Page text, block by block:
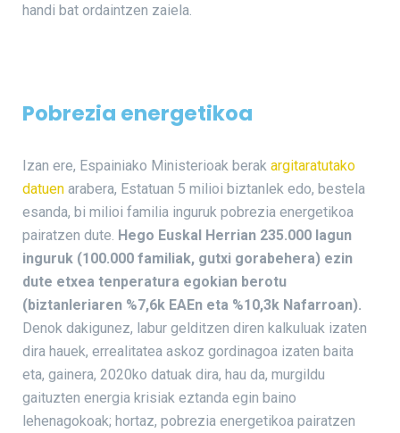
handi bat ordaintzen zaiela.
Pobrezia energetikoa
Izan ere, Espainiako Ministerioak berak argitaratutako
datuen arabera, Estatuan 5 milioi biztanlek edo, bestela
esanda, bi milioi familia inguruk pobrezia energetikoa
pairatzen dute. Hego Euskal Herrian 235.000 lagun
inguruk (100.000 familiak, gutxi gorabehera) ezin
dute etxea tenperatura egokian berotu
(biztanleriaren %7,6k EAEn eta %10,3k Nafarroan).
Denok dakigunez, labur gelditzen diren kalkuluak izaten
dira hauek, errealitatea askoz gordinagoa izaten baita
eta, gainera, 2020ko datuak dira, hau da, murgildu
gaituzten energia krisiak eztanda egin baino
lehenagokoak; hortaz, pobrezia energetikoa pairatzen